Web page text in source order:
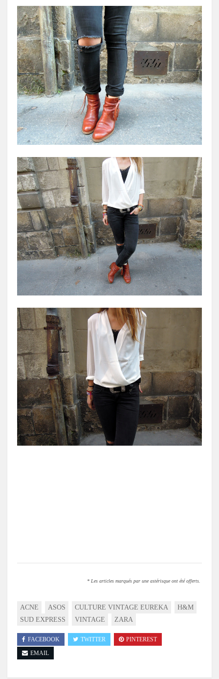
* Les articles marqués par une astérisque ont été offerts.
ACNE ASOS CULTURE VINTAGE EUREKA
H&M
SUD EXPRESS
VINTAGE ZARA
FACEBOOK TWITTER
PINTEREST
EMAIL